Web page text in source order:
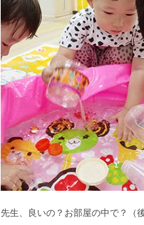
先生、良いの？お部屋の中で？（